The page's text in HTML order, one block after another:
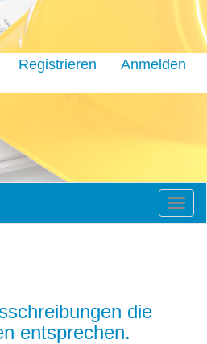
Registrieren Anmelden
die
entsprechen.